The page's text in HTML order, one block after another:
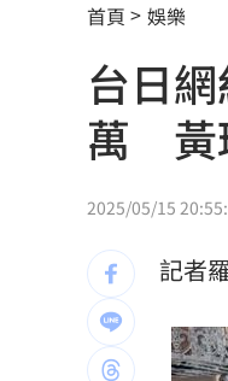
擋暴衝
林逸欣
村神
昔被抹
全球
新光
首頁 娛樂
台日
萬 黃
2025/05/15
記者